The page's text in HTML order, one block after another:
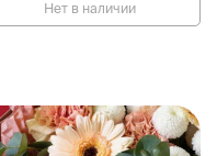
Нет в наличии